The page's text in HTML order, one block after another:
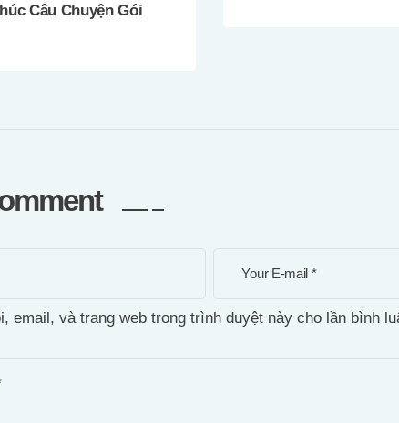
Câu Chuyện Gói
email, và trang web trong trình duyệt này cho lần bình